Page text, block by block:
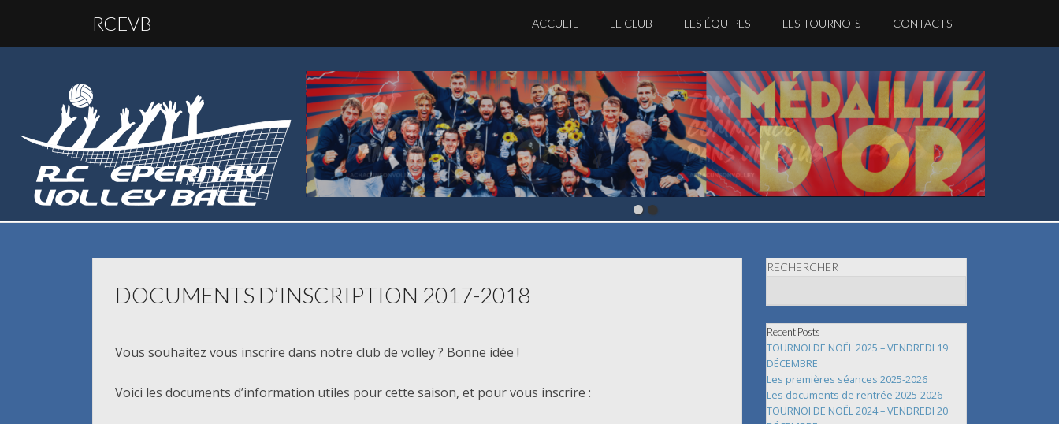
RCEVB ACCUEIL LE CLUB LES ÉQUIPES LES TOURNOIS CONTACTS
DOCUMENTS D’INSCRIPTION 2017-2018
Vous souhaitez vous inscrire dans notre club de volley ? Bonne idée !
Voici les documents d’information utiles pour cette saison, et pour vous inscrire :
RECHERCHER
Recent Posts
TOURNOI DE NOËL 2025 – VENDREDI 19
DÉCEMBRE
Les premières séances 2025-2026
Les documents de rentrée 2025-2026
TOURNOI DE NOËL 2024 – VENDREDI 20